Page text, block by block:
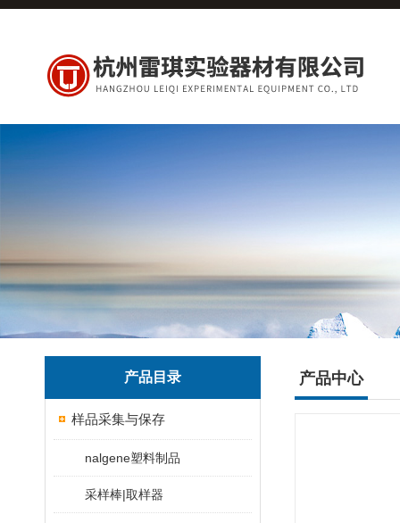
产品目录
样品采集与保存
nalgene塑料制品
采样棒|取样器
产品中心